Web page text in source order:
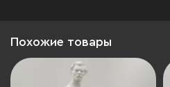
Похожие товары